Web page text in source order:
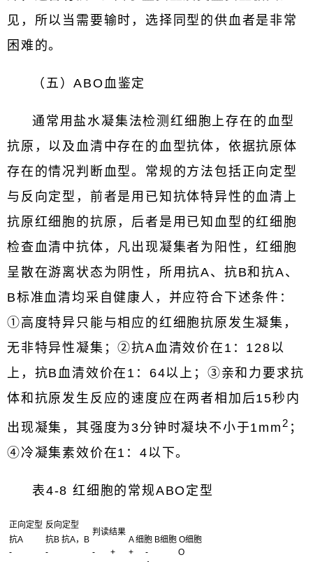
见，所以当需要输时，选择同型的供血者是非常
困难的。
（五）ABO血鉴定
通常用盐水凝集法检测红细胞上存在的血型
抗原，以及血清中存在的血型抗体，依据抗原体
存在的情况判断血型。常规的方法包括正向定型
与反向定型，前者是用已知抗体特异性的血清上
抗原红细胞的抗原，后者是用已知血型的红细胞
检查血清中抗体，凡出现凝集者为阳性，红细胞
呈散在游离状态为阴性，所用抗A、抗B和抗A、
B标准血清均采自健康人，并应符合下述条件：
①高度特异只能与相应的红细胞抗原发生凝集，
无非特异性凝集；②抗A血清效价在1：128以
上，抗B血清效价在1：64以上；③亲和力要求抗
体和抗原发生反应的速度应在两者相加后15秒内
出现凝集，其强度为3分钟时凝块不小于1mm 2 ；
④冷凝集素效价在1：4以下。
表4-8 红细胞的常规ABO定型
正向定型 反向定型
判读结果
抗A 抗B 抗A，B
A 细胞 B细胞 O细胞
-
- - + + -
O